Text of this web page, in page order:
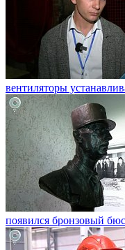
вентиляторы
появился бронзовый